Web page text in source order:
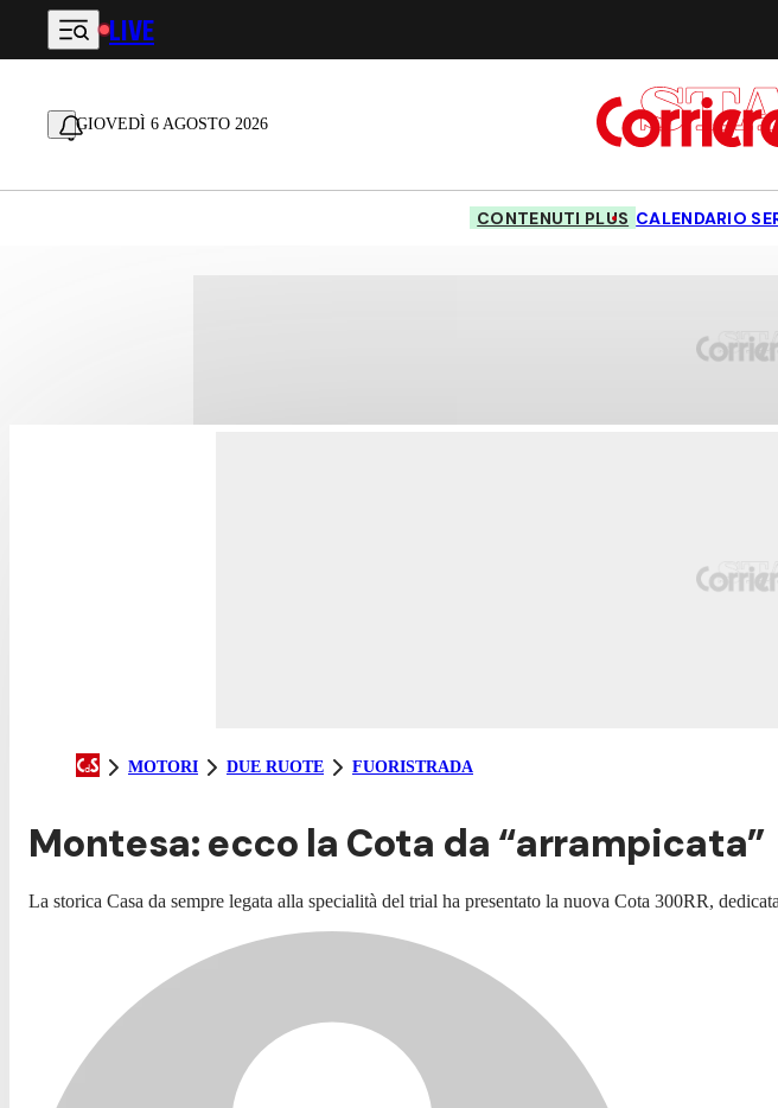
Vai al contenuto principale
LIVE
GIOVEDÌ 6 AGOSTO 2026
CONTENUTI PLUS CALENDARIO
MOTORI DUE RUOTE FUORISTRADA
Montesa: ecco la Cota da “arrampicata”
La storica Casa da sempre legata alla specialità del trial ha presentato la nuova Cota 300RR,